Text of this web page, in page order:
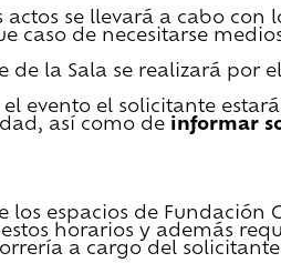
actos se llevará a cabo
caso de necesitarse
de la Sala se realizará por
evento el solicitante
así como de informar
los espacios de
horarios y además
a cargo del